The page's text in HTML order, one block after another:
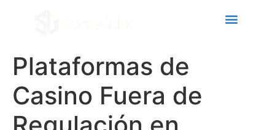
Plataformas de
Casino Fuera de